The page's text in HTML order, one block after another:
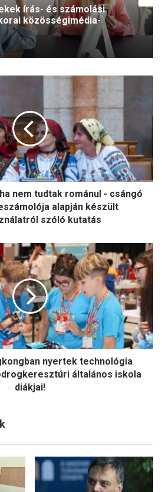
írás- és számolási
közösségimédia-
nem tudtak románul - csángó
alapján készült
szóló kutatás
nyertek technológia
általános iskola
diákjai!